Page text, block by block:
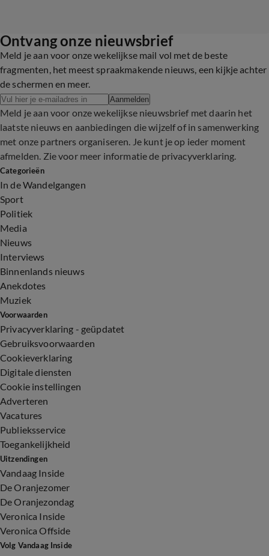
Ontvang onze nieuwsbrief
Meld je aan voor onze wekelijkse mail vol met de beste
fragmenten, het meest spraakmakende nieuws, een kijkje achter
de schermen en meer.
Aanmelden
Meld je aan voor onze wekelijkse nieuwsbrief met daarin het
laatste nieuws en aanbiedingen die wijzelf of in samenwerking
met onze partners organiseren. Je kunt je op ieder moment
afmelden. Zie voor meer informatie de privacyverklaring.
Categorieën
In de Wandelgangen
Sport
Politiek
Media
Nieuws
Interviews
Binnenlands nieuws
Anekdotes
Muziek
Voorwaarden
Privacyverklaring - geüpdatet
Gebruiksvoorwaarden
Cookieverklaring
Digitale diensten
Cookie instellingen
Adverteren
Vacatures
Publieksservice
Toegankelijkheid
Uitzendingen
Vandaag Inside
De Oranjezomer
De Oranjezondag
Veronica Inside
Veronica Offside
Volg Vandaag Inside